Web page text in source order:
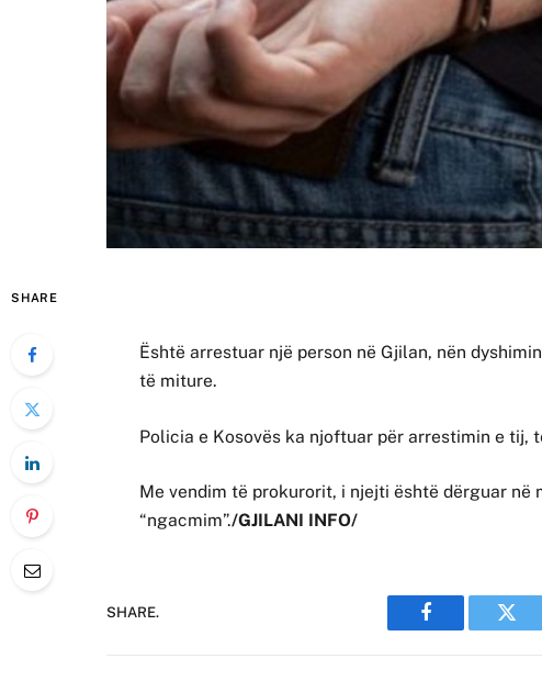
SHARE
Është arrestuar një person në Gjilan, nën
të miture.
Policia e Kosovës ka njoftuar për arrestimin e tij,
Me vendim të prokurorit, i njejti është dërguar në
“ngacmim”./GJILANI INFO/
SHARE.
Facebook